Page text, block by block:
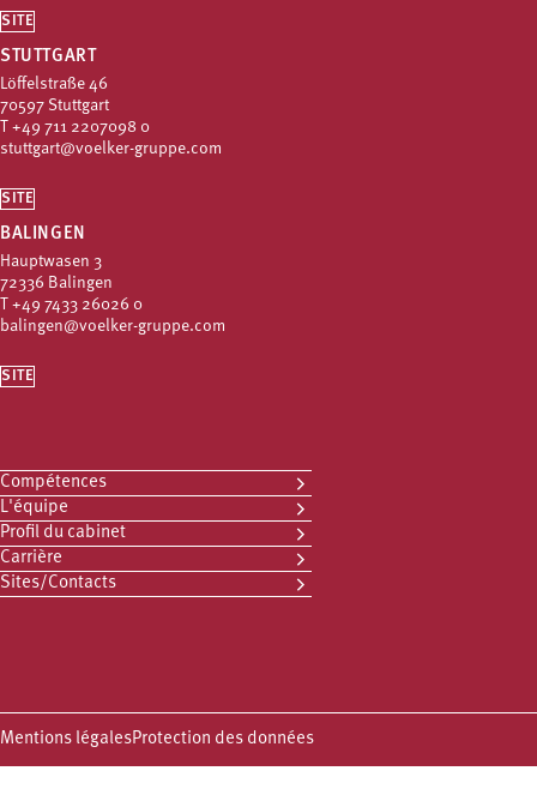
SITE
STUTTGART
Löffelstraße 46
70597 Stuttgart
+49 711 2207098 0
stuttgart@voelker-gruppe.com
SITE
BALINGEN
Hauptwasen 3
72336 Balingen
+49 7433 26026 0
balingen@voelker-gruppe.com
SITE
Compétences
L'équipe
Profil du cabinet
Carrière
Sites/Contacts
Mentions légalesProtection des données